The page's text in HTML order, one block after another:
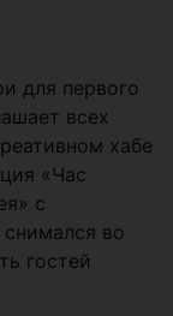
для первого
всех
хабе
«Час
с
во
гостей